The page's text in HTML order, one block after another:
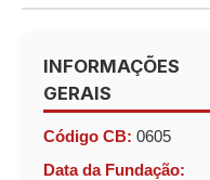
INFORMAÇÕES
GERAIS
Código CB: 0605
Data da Fundação: